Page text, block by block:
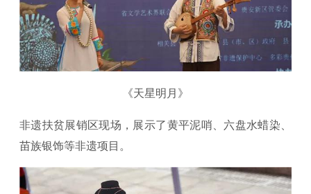
《天星明月》
非遗扶贫展销区现场，展示了黄平泥哨、六盘水蜡染、
苗族银饰等非遗项目。